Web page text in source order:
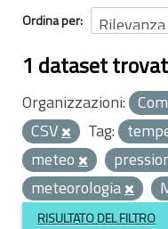
Ordina per
1 dataset
Organizzazioni:
CSV
Tag:
meteo
meteorologia
RISULTATO DEL FILTRO